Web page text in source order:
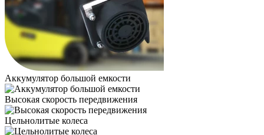
Аккумулятор большой емкости
Высокая скорость передвижения
Цельнолитые колеса